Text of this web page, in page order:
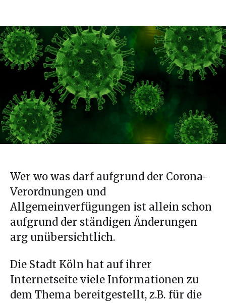
Wer wo was darf aufgrund der Corona-
Verordnungen und
Allgemeinverfügungen ist allein schon
aufgrund der ständigen Änderungen
arg unübersichtlich.
Die Stadt Köln hat auf ihrer
Internetseite viele Informationen zu
dem Thema bereitgestellt, z.B. für die